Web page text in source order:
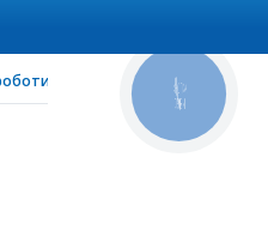
PEN-configurator
КНОПКА
СВЯЗИ